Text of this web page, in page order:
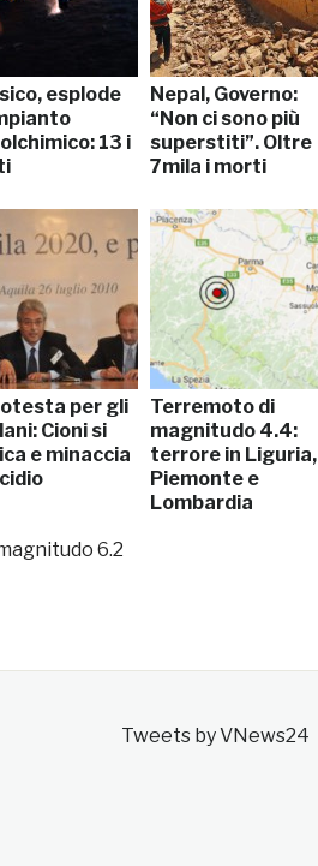
esplode
13 i
Nepal, Governo:
“Non ci sono più
superstiti”. Oltre
7mila i morti
per gli
Cioni si
e minaccia
Terremoto di
magnitudo 4.4:
terrore in Liguria,
Piemonte e
Lombardia
6.2
Tweets by VNews24